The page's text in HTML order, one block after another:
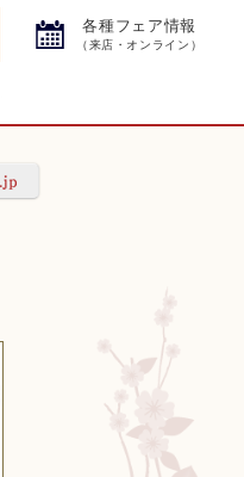
各種フェア情報
（来店・オンライン）